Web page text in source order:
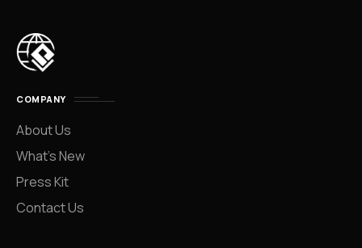
COMPANY
About Us
What’s New
Press Kit
Contact Us